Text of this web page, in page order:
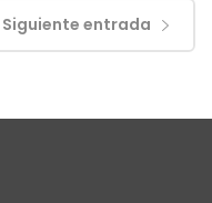
Siguiente entrada